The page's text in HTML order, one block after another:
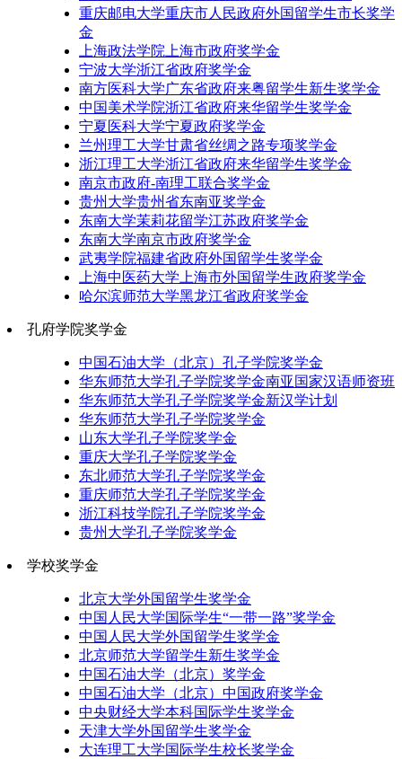
重庆邮电大学重庆市人民政府外国留学生市长奖学
金
上海政法学院上海市政府奖学金
宁波大学浙江省政府奖学金
南方医科大学广东省政府来粤留学生新生奖学金
中国美术学院浙江省政府来华留学生奖学金
宁夏医科大学宁夏政府奖学金
兰州理工大学甘肃省丝绸之路专项奖学金
浙江理工大学浙江省政府来华留学生奖学金
南京市政府-南理工联合奖学金
贵州大学贵州省东南亚奖学金
东南大学茉莉花留学江苏政府奖学金
东南大学南京市政府奖学金
武夷学院福建省政府外国留学生奖学金
上海中医药大学上海市外国留学生政府奖学金
哈尔滨师范大学黑龙江省政府奖学金
孔府学院奖学金
中国石油大学（北京）孔子学院奖学金
华东师范大学孔子学院奖学金南亚国家汉语师资班
华东师范大学孔子学院奖学金新汉学计划
华东师范大学孔子学院奖学金
山东大学孔子学院奖学金
重庆大学孔子学院奖学金
东北师范大学孔子学院奖学金
重庆师范大学孔子学院奖学金
浙江科技学院孔子学院奖学金
贵州大学孔子学院奖学金
学校奖学金
北京大学外国留学生奖学金
中国人民大学国际学生“一带一路”奖学金
中国人民大学外国留学生奖学金
北京师范大学留学生新生奖学金
中国石油大学（北京）奖学金
中国石油大学（北京）中国政府奖学金
中央财经大学本科国际学生奖学金
天津大学外国留学生奖学金
大连理工大学国际学生校长奖学金